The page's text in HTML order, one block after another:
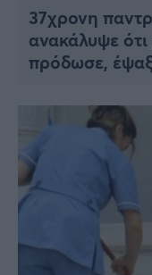
37χρονη
ανακάλυψε ότι την…
πρόδωσε,